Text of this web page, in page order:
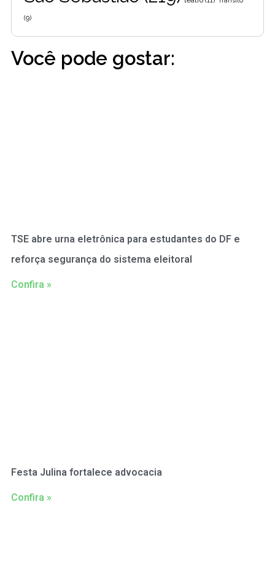
(9)
Você pode gostar:
TSE abre urna eletrônica para estudantes do DF e
reforça segurança do sistema eleitoral
Confira »
Festa Julina fortalece advocacia
Confira »